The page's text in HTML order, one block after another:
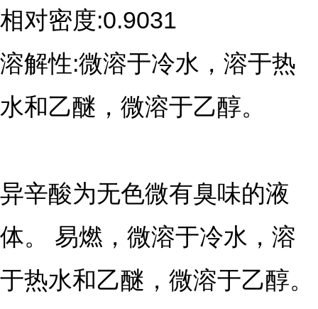
相对密度:0.9031
溶解性:微溶于冷水，溶于热
水和乙醚，微溶于乙醇。
异辛酸为无色微有臭味的液
体。 易燃，微溶于冷水，溶
于热水和乙醚，微溶于乙醇。